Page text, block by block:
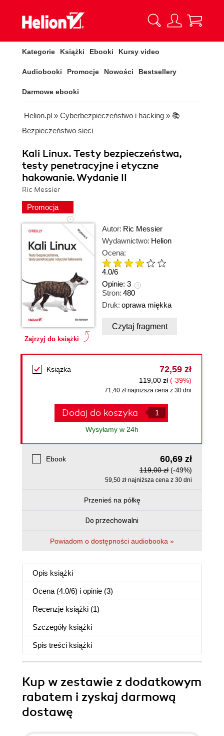
Kategorie Książki Ebooki Kursy video
Audiobooki Promocje Nowości Bestsellery
Darmowe ebooki
Helion.pl » Cyberbezpieczeństwo i hacking » 📚
Bezpieczeństwo sieci
Kali Linux. Testy bezpieczeństwa,
testy penetracyjne i etyczne
hakowanie. Wydanie II
Ric Messier
Promocja
Zajrzyj do książki
Autor: Ric Messier
Wydawnictwo: Helion
Ocena:
4.0/6
Opinie: 3
Stron: 480
Druk: oprawa miękka
Czytaj fragment
Książka 72,59 zł
119,00 zł (-39%)
71,40 zł najniższa cena z 30 dni
Dodaj do koszyka
Wysyłamy w 24h
Ebook 60,69 zł
119,00 zł (-49%)
59,50 zł najniższa cena z 30 dni
Przenieś na półkę
Do przechowalni
Powiadom o dostępności audiobooka »
Opis książki
Ocena (4.0/6) i opinie (3)
Recenzje książki (1)
Szczegóły książki
Spis treści książki
Kup w zestawie z dodatkowym
rabatem i zyskaj darmową
dostawę